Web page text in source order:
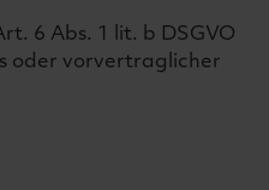
6 Abs. 1 lit. b DSGVO
oder vorvertraglicher